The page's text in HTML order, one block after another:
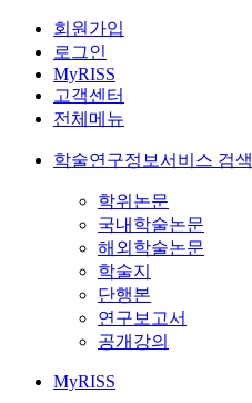
회원가입
로그인
MyRISS
고객센터
전체메뉴
학술연구정보서비스 검색
학위논문
국내학술논문
해외학술논문
학술지
단행본
연구보고서
공개강의
MyRISS